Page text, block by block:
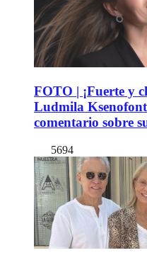
FOTO | ¡Fuerte y
Ludmila
comentario sobre
5694